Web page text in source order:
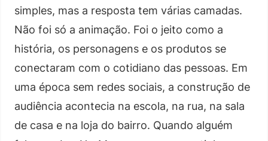
simples, mas a resposta tem várias camadas.
Não foi só a animação. Foi o jeito como a
história, os personagens e os produtos se
conectaram com o cotidiano das pessoas. Em
uma época sem redes sociais, a construção de
audiência acontecia na escola, na rua, na sala
de casa e na loja do bairro. Quando alguém